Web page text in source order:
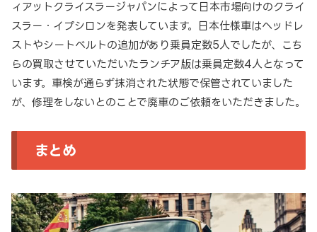
ィアットクライスラージャパンによって日本市場向けのクライ
スラー・イプシロンを発表しています。日本仕様車はヘッドレ
ストやシートベルトの追加があり乗員定数5人でしたが、こち
らの買取させていただいたランチア版は乗員定数4人となって
います。車検が通らず抹消された状態で保管されていました
が、修理をしないとのことで廃車のご依頼をいただきました。
まとめ